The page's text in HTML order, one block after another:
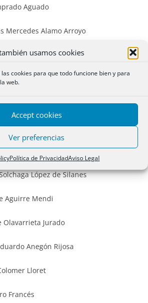
usamos cookies
cookies para que todo funcione bien y para
web.
Accept cookies
Ver preferencias
Política de PrivacidadAviso Legal
Aguado
Mercedes Alamo Arroyo
Asís Palacios Criado
Martín Alías
Martinez Fernández
Morán
Calvo Fernández
López de Silanes
Aguirre Mendi
Olavarrieta Jurado
Anegón Rijosa
Lloret
Francés